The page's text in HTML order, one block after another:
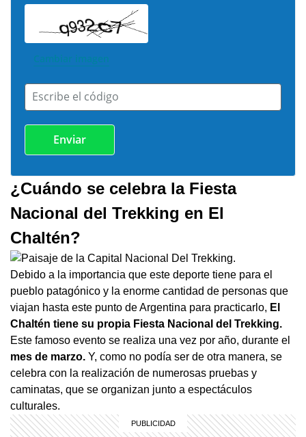
Cambiar imagen
Escribe el código
¿Cuándo se celebra la Fiesta
Nacional del Trekking en El
Chaltén?
Debido a la importancia que este deporte tiene para el
pueblo patagónico y la enorme cantidad de personas que
viajan hasta este punto de Argentina para practicarlo, El
Chaltén tiene su propia Fiesta Nacional del Trekking.
Este famoso evento se realiza una vez por año, durante el
mes de marzo. Y, como no podía ser de otra manera, se
celebra con la realización de numerosas pruebas y
caminatas, que se organizan junto a espectáculos
culturales.